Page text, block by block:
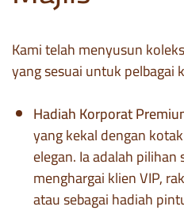
Kami telah menyusun
yang sesuai untuk pelbagai
Hadiah Korporat
yang kekal dengan
elegan. Ia adalah
menghargai klien VIP,
atau sebagai hadiah